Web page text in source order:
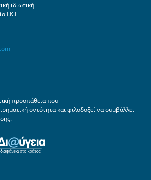
ιδιωτική
Ι.Κ.Ε
προσπάθεια που
οντότητα και φιλοδοξεί να συμβάλλει